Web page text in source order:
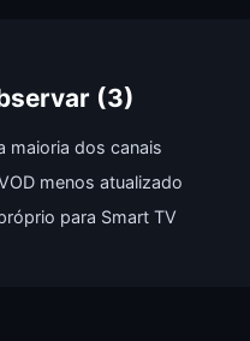
(3)
maioria dos canais
menos atualizado
para Smart TV